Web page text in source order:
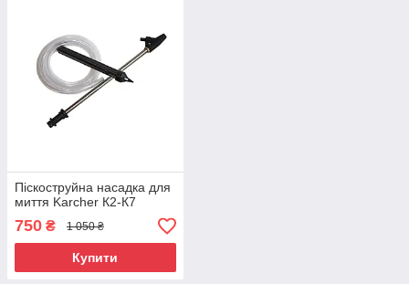
Піскоструйна насадка для
миття Karcher К2-К7
750 ₴ 1 050 ₴
Купити